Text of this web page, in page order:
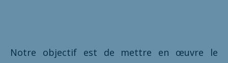
Notre objectif est de mettre en œuvre le